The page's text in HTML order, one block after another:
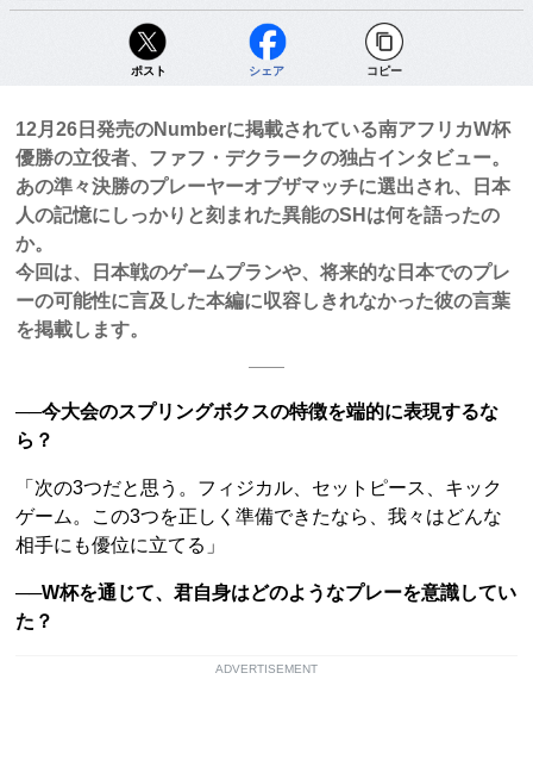
ポスト シェア コピー
12月26日発売のNumberに掲載されている南アフリカW杯
優勝の立役者、ファフ・デクラークの独占インタビュー。
あの準々決勝のプレーヤーオブザマッチに選出され、日本
人の記憶にしっかりと刻まれた異能のSHは何を語ったの
か。
今回は、日本戦のゲームプランや、将来的な日本でのプレ
ーの可能性に言及した本編に収容しきれなかった彼の言葉
を掲載します。
──今大会のスプリングボクスの特徴を端的に表現するな
ら？
「次の3つだと思う。フィジカル、セットピース、キック
ゲーム。この3つを正しく準備できたなら、我々はどんな
相手にも優位に立てる」
──W杯を通じて、君自身はどのようなプレーを意識してい
た？
ADVERTISEMENT